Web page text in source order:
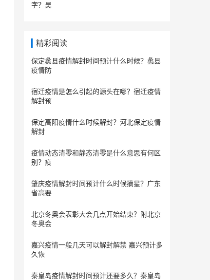
字？吴
精彩阅读
保定蠡县疫情解封时间预计什么时候？蠡县
疫情防
宿迁疫情是怎么引起的源头在哪？宿迁疫情
解封预
保定​高阳疫情什么时候解封？河北保定疫情
解封
疫情动态清零和静态清零是什么意思有何区
别？疫
肇庆疫情解封时间预计什么时候摘星？广东
省高要
北京冬奥会表彰大会几点开始结束？附北京
冬奥会
嘉兴疫情一般几天可以解封解禁 嘉兴预计多
久恢
秦皇岛疫情解封时间预计还要多久？秦皇岛